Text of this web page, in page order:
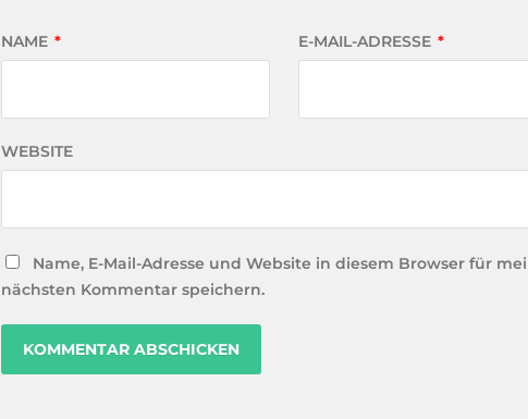
NAME * E-MAIL-ADRESSE *
WEBSITE
Name, E-Mail-Adresse und Website in diesem Browser für
nächsten Kommentar speichern.